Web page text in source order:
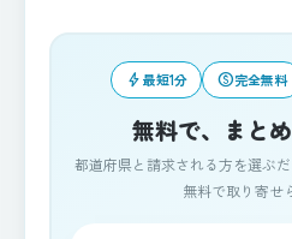
bolt最短1分 paid完全無料
無料で、まと
都道府県と請求される方を選ぶ
無料で取り寄せ